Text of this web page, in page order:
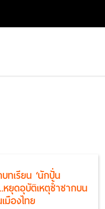
ทเรียน ‘นักปั่น
หยุดอุบัติเหตุซ้ำซากบน
มืองไทย